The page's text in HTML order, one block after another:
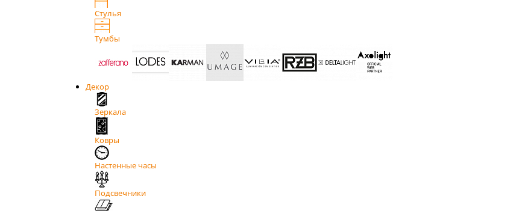
Стулья
Тумбы
Декор
Зеркала
Ковры
Настенные часы
Подсвечники